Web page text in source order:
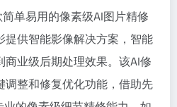
单易用的像素级AI图片精修
提供智能影像解决方案，智能
业级后期处理效果。该AI修
调整和修复优化功能，借助先